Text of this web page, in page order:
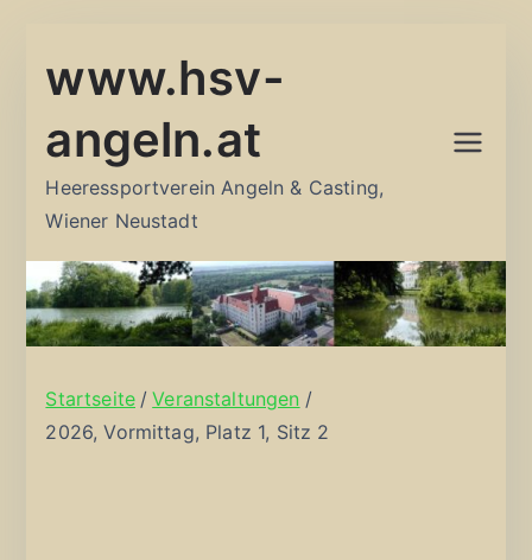
Inhalt
www.hsv-
angeln.at
Heeressportverein Angeln & Casting,
Wiener Neustadt
Startseite
Veranstaltungen
2026, Vormittag, Platz 1, Sitz 2